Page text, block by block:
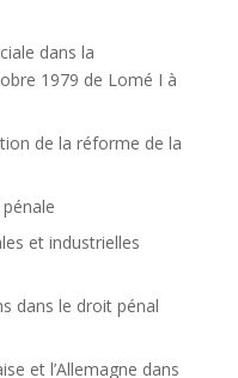
dans la
1979 de Lomé I à
de la réforme de la
et industrielles
dans le droit pénal
et l’Allemagne dans